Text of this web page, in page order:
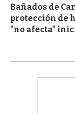
Bañados de
protección de
"no afecta"